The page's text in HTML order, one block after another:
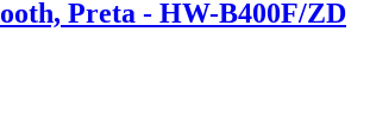
Preta - HW-B400F/ZD